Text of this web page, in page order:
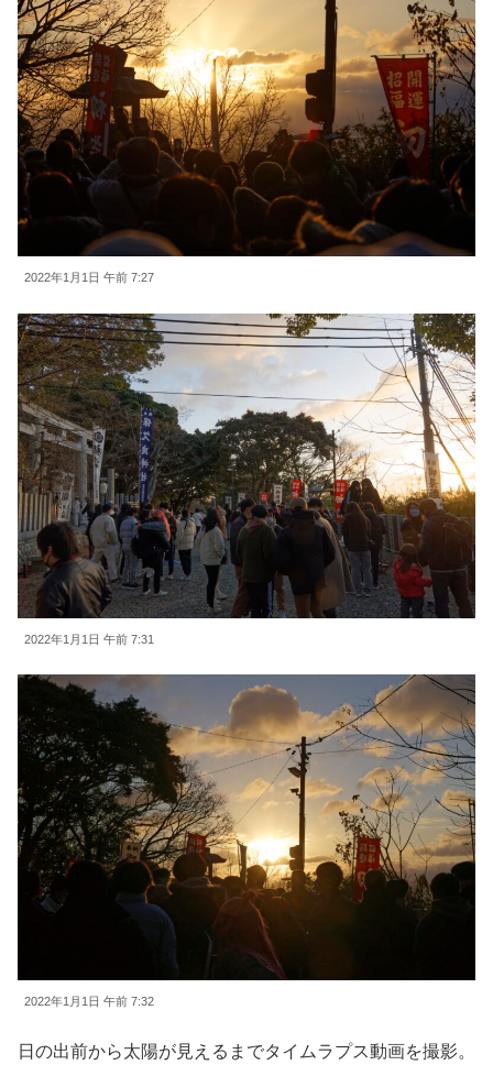
2022年1月1日 午前 7:27
2022年1月1日 午前 7:31
2022年1月1日 午前 7:32
日の出前から太陽が見えるまでタイムラプス動画を撮影。